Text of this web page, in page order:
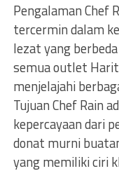
Pengalaman Chef
tercermin dalam
lezat yang
semua outlet
menjelajahi
Tujuan Chef Rain
kepercayaan dari
donat murni
yang memiliki ciri